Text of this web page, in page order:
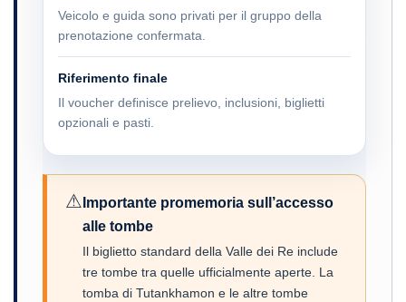
Veicolo e guida sono privati per il gruppo della
prenotazione confermata.
Riferimento finale
Il voucher definisce prelievo, inclusioni, biglietti
opzionali e pasti.
⚠ Importante promemoria sull’accesso
alle tombe
Il biglietto standard della Valle dei Re include
tre tombe tra quelle ufficialmente aperte. La
tomba di Tutankhamon e le altre tombe